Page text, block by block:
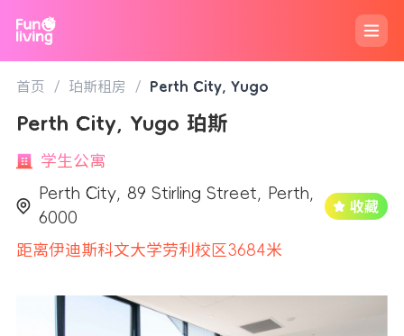
首页 / 珀斯租房 / Perth City, Yugo
Perth City, Yugo 珀斯
学生公寓
Perth City, 89 Stirling Street, Perth,
6000
距离伊迪斯科文大学劳利校区3684米